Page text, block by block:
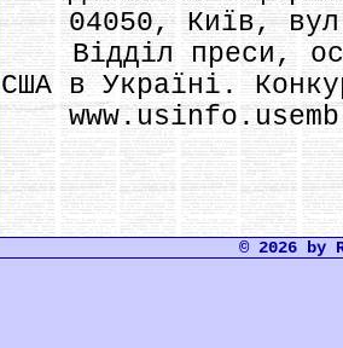
04050, Київ, вул.
Відділ преси,
США в Україні.
© 2026 by